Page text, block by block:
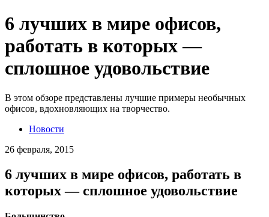
6 лучших в мире офисов,
работать в которых —
сплошное удовольствие
В этом обзоре представлены лучшие примеры необычных
офисов, вдохновляющих на творчество.
Новости
26 февраля, 2015
6 лучших в мире офисов, работать в
которых — сплошное удовольствие